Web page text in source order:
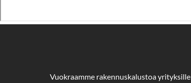
Vuokraamme rakennuskalustoa yrityksille